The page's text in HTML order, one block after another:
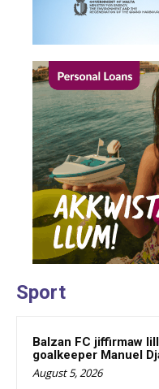
Sport
Balzan FC jiffirmaw
goalkeeper Manuel
August 5, 2026